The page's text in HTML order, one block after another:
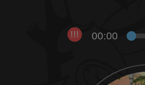
!!! 00:00